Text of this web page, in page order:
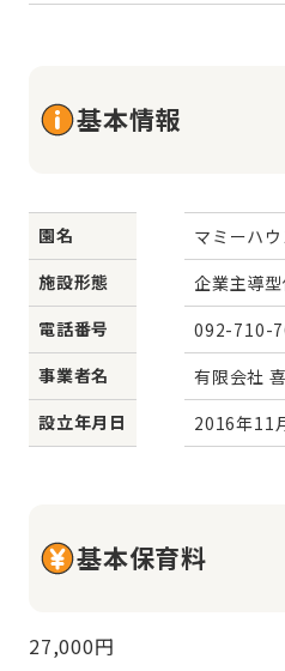
基本情報
園名
マミーハウ
施設形態
企業主導
電話番号
092-710-
事業者名
有限会社
設立年月日
2016年11
基本保育料
27,000円